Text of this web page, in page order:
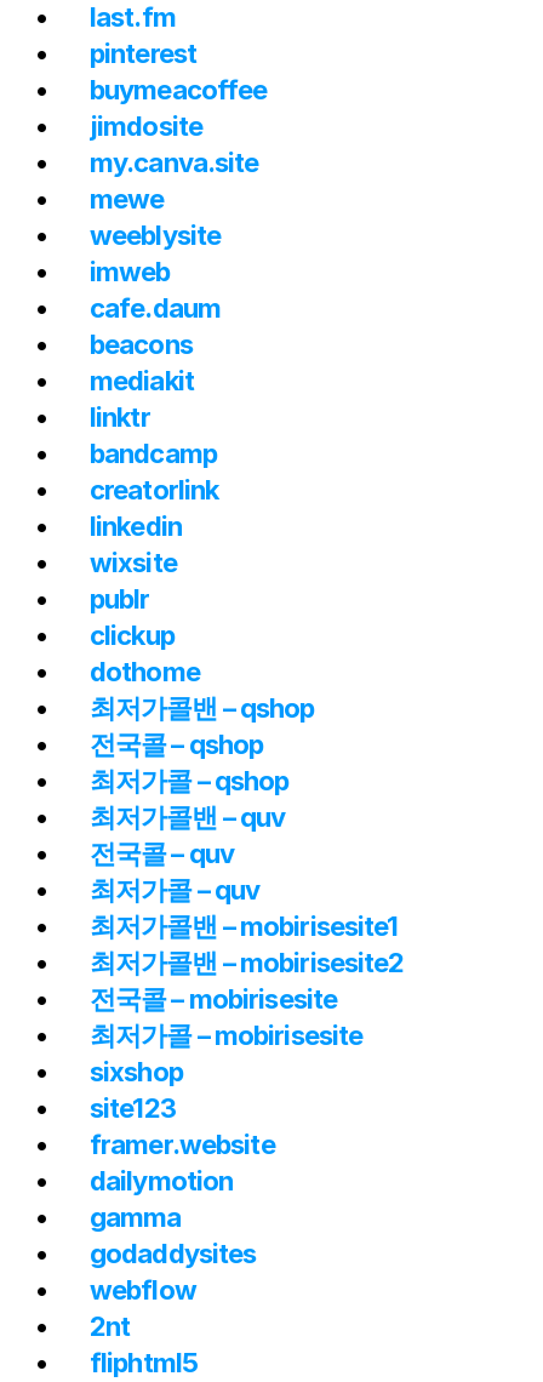
last.fm
pinterest
buymeacoffee
jimdosite
my.canva.site
mewe
weeblysite
imweb
cafe.daum
beacons
mediakit
linktr
bandcamp
creatorlink
linkedin
wixsite
publr
clickup
dothome
최저가콜밴 – qshop
전국콜 – qshop
최저가콜 – qshop
최저가콜밴 – quv
전국콜 – quv
최저가콜 – quv
최저가콜밴 – mobirisesite1
최저가콜밴 – mobirisesite2
전국콜 – mobirisesite
최저가콜 – mobirisesite
sixshop
site123
framer.website
dailymotion
gamma
godaddysites
webflow
2nt
fliphtml5